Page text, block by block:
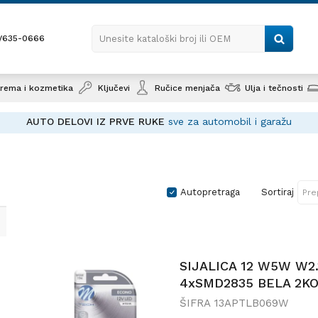
635-0666 Unesite kataloški broj ili OEM
i kozmetika Ključevi Ručice menjača Ulja i tečnosti
AUTO DELOVI IZ PRVE RUKE sve za automobil i garažu
Autopretraga Sortiraj
SIJALICA 12 W5W
4xSMD2835 BELA
ŠIFRA 13APTLB069W